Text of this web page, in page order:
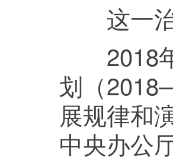
这一治
2018年
划（
展规律和
中央办公